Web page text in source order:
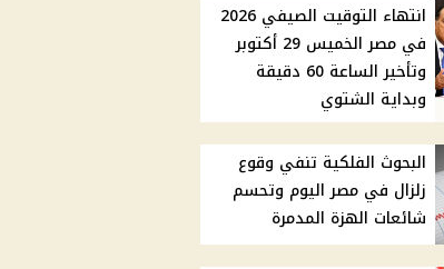
انتهاء التوقيت الصيفي 2026
في مصر الخميس 29 أكتوبر
وتأخير الساعة 60 دقيقة
وبداية الشتوي
البحوث الفلكية تنفي وقوع
زلزال في مصر اليوم وتحسم
شائعات الهزة المدمرة